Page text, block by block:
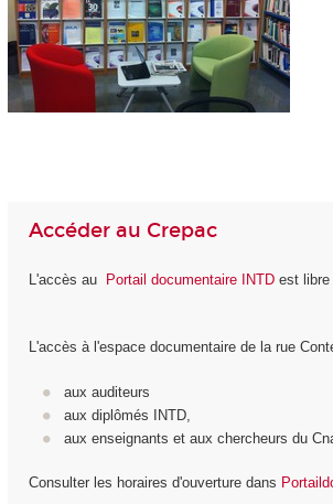
Accéder au Crepac
L'accès au Portail documentaire INTDest libre
L'accès à l'espace documentaire de la rue
aux auditeurs
aux diplômés INTD,
aux enseignants et aux chercheurs du
Consulter les horaires d'ouverture dans